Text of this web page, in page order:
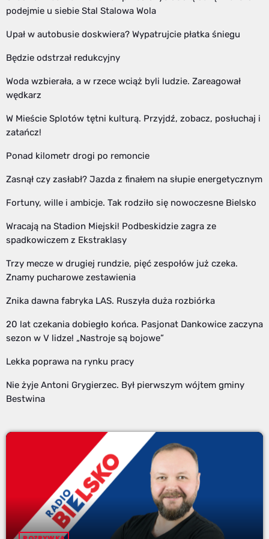
podejmie u siebie Stal Stalowa Wola
Upał w autobusie doskwiera? Wypatrujcie płatka śniegu
Będzie odstrzał redukcyjny
Woda wzbierała, a w rzece wciąż byli ludzie. Zareagował
wędkarz
W Mieście Splotów tętni kulturą. Przyjdź, zobacz, posłuchaj i
zatańcz!
Ponad kilometr drogi po remoncie
Zasnął czy zasłabł? Jazda z finałem na słupie energetycznym
Fortuny, wille i ambicje. Tak rodziło się nowoczesne Bielsko
Wracają na Stadion Miejski! Podbeskidzie zagra ze
spadkowiczem z Ekstraklasy
Trzy mecze w drugiej rundzie, pięć zespołów już czeka.
Znamy pucharowe zestawienia
Znika dawna fabryka LAS. Ruszyła duża rozbiórka
20 lat czekania dobiegło końca. Pasjonat Dankowice zaczyna
sezon w V lidze! „Nastroje są bojowe”
Lekka poprawa na rynku pracy
Nie żyje Antoni Grygierzec. Był pierwszym wójtem gminy
Bestwina